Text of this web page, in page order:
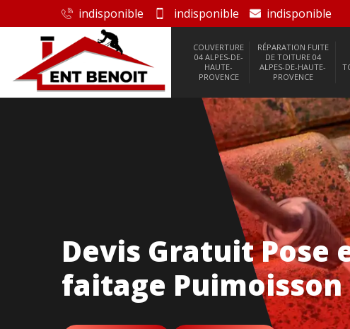
indisponible indisponible indisponible
COUVERTURE
04 ALPES-DE-
HAUTE-
PROVENCE
RÉPARATION FUITE
DE TOITURE 04
ALPES-DE-HAUTE-
PROVENCE
Devis Gratuit Pose
faitage Puimoisson